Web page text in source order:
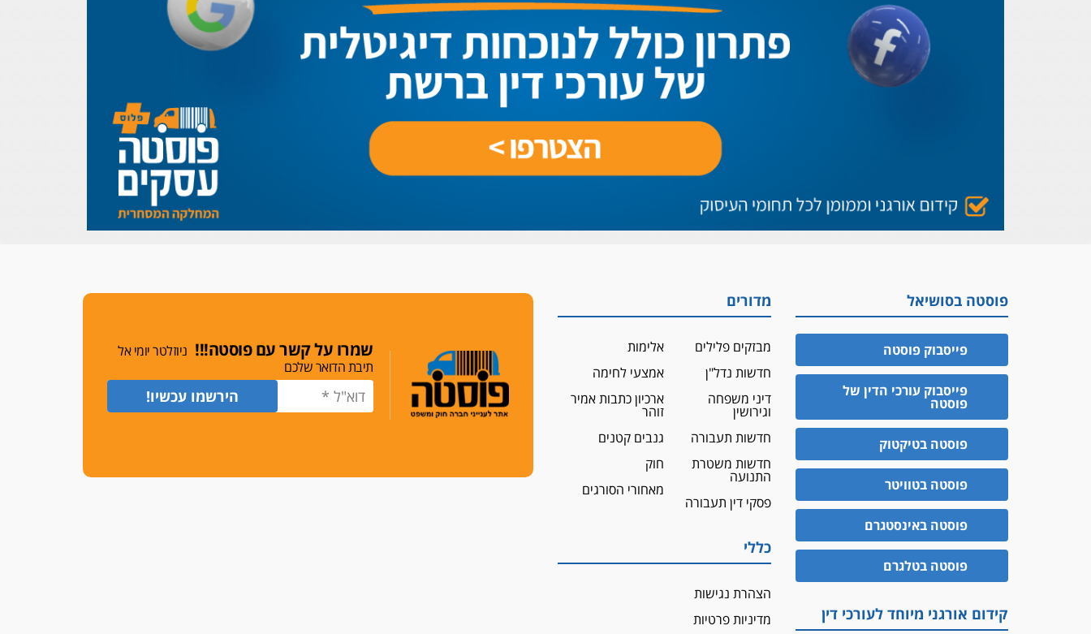
פוסטה בסושיאל
פייסבוק פוסטה
פייסבוק עורכי הדין של
פוסטה
פוסטה בטיקטוק
פוסטה בטוויטר
פוסטה באינסטגרם
פוסטה בטלגרם
קידום אורגני מיוחד לעורכי דין
מדורים
מבזקים פלילים
חדשות נדל"ן
דיני משפחה
וגירושין
חדשות תעבורה
חדשות משטרת
התנועה
פסקי דין תעבורה
אלימות
אמצעי לחימה
ארכיון כתבות אמיר
זוהר
גנבים קטנים
חוק
מאחורי הסורגים
כללי
הצהרת נגישות
מדיניות פרטיות
שמרו על קשר עם פוסטה!!! ניוזלטר יומי אל
תיבת הדואר שלכם